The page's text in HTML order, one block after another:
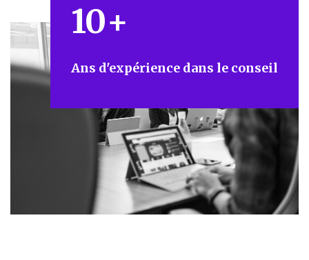
10+
Ans d'expérience dans le conseil